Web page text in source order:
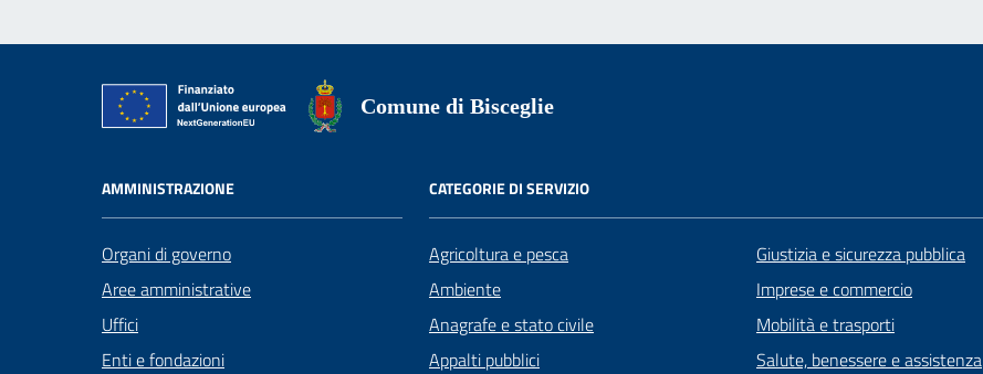
Comune di Bisceglie
AMMINISTRAZIONE
Organi di governo
Aree amministrative
Uffici
Enti e fondazioni
CATEGORIE DI SERVIZIO
Agricoltura e pesca
Ambiente
Anagrafe e stato civile
Appalti pubblici
Giustizia e sicurezza pubblica
Imprese e commercio
Mobilità e trasporti
Salute, benessere e assistenza